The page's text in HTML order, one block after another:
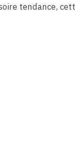
tendance,